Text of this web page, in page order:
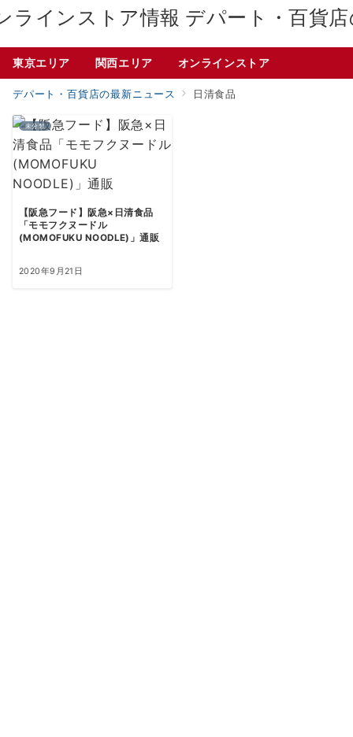
デパート・百貨
東京エリア 関西エリア オンラインストア
デパート・百貨店の最新ニュース 日清食品
未分類
【阪急フード】阪急×日清食品
「モモフクヌードル
(MOMOFUKU NOODLE)」通販
2020年9月21日